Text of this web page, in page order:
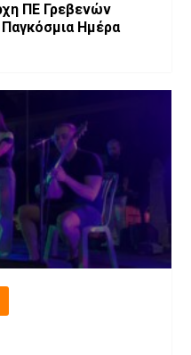
ΠΕ Γρεβενών
Παγκόσμια Ημέρα